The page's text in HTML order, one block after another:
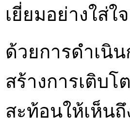
เยี่ยมอย่างใส่
ด้วยการดำเนิ
สร้างการเติบ
สะท้อนให้เห็น